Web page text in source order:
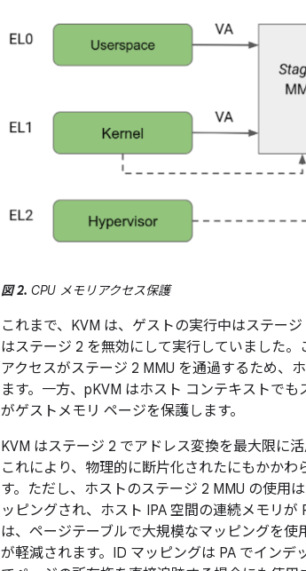
図 2. CPU メモリアクセス保護
これまで、KVM は、ゲストの実行中はステー
はステージ 2 を無効にして実行していました
アクセスがステージ 2 MMU を通過するため、
ます。一方、pKVM はホスト コンテキストで
がゲストメモリ ページを保護します。
KVM はステージ 2 でアドレス変換を最大限に
これにより、物理的に断片化されたにもかか
す。ただし、ホストのステージ 2 MMU の使用
ッピングされ、ホスト IPA 空間の連続メモリ
は、ページテーブルで大規模なマッピングを
が軽減されます。ID マッピングは PA でイン